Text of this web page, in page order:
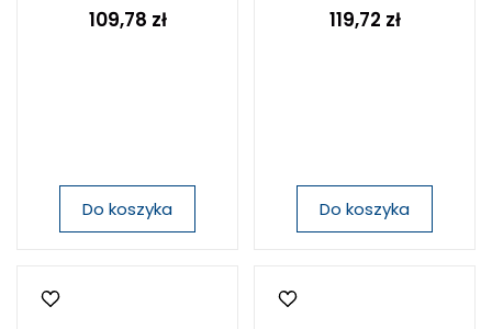
109,78 zł
Do koszyka
119,72 zł
Do koszyka